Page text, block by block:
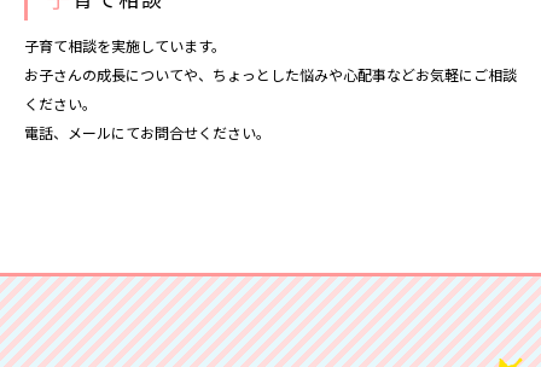
子育て相談を実施しています。
お子さんの成長についてや、ちょっとした悩みや心配事などお気軽にご相談
ください。
電話、メールにてお問合せください。